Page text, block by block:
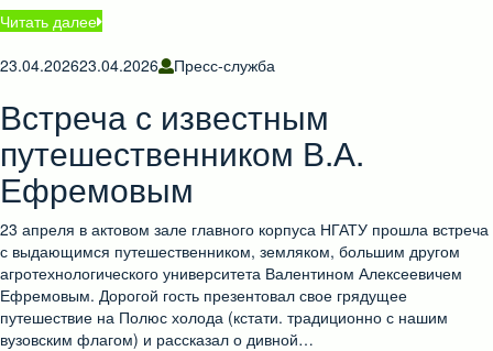
Читать далее
23.04.202623.04.2026 Пресс-служба
Встреча с известным
путешественником В.А.
Ефремовым
23 апреля в актовом зале главного корпуса НГАТУ прошла встреча
с выдающимся путешественником, земляком, большим другом
агротехнологического университета Валентином Алексеевичем
Ефремовым. Дорогой гость презентовал свое грядущее
путешествие на Полюс холода (кстати. традиционно с нашим
вузовским флагом) и рассказал о дивной…